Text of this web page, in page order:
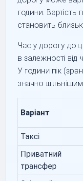
години. Вартість
становить
Час у дорогу до
в залежності від
У години пік
значно
Варіант
Таксі
Приватний
трансфер